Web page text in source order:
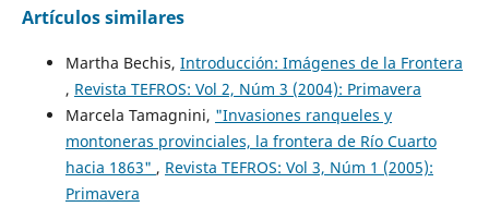
Artículos similares
Martha Bechis, Introducción: Imágenes de la Frontera
, Revista TEFROS: Vol 2, Núm 3 (2004): Primavera
Marcela Tamagnini, "Invasiones ranqueles y
montoneras provinciales, la frontera de Río Cuarto
hacia 1863" , Revista TEFROS: Vol 3, Núm 1 (2005):
Primavera